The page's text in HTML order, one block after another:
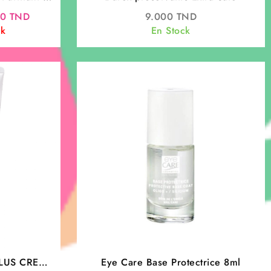
TND.
TNDLe
actuel
22.000 TND.
9.000 TND
En Stock
CREME
Eye Care Base Protectrice 8ml